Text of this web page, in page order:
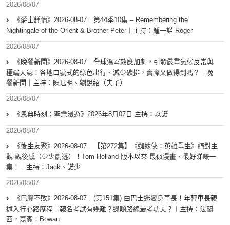
2026/08/07
《爵士鍾情》2026-08-07︱第44季10集 – Remembering the
Nightingale of the Orient & Brother Peter︱主持：鍾一諾 Roger
2026/08/07
《晚餐新聞》2026-08-07｜全球溫室效應加劇，引發嚴重氣候反常與
極端天氣！各地口號式的綠色出行、減少碳排，實際又做得到嗎？｜晚
餐新聞｜主持：陳珏明、劉銳紹（夫子）
2026/08/07
《恩典時刻：聖樂漫遊》2026年8月07日 主持：以諾
2026/08/07
《後生友聚》2026-08-07︱【第272集】《蜘蛛俠：英雄重生》絕對主
觀 觀後感（少少劇透）！Tom Holland 版本以來 最似漫畫、最好睇嘅一
集！｜主持：Jack、諾少
2026/08/07
《巴膠不敗》2026-08-07︱(第151集) 由巴士迷變身車長！年輕車長親
述入行心路歷程｜報名考試有幾難？邊啲路線最考功夫？︱主持：法蘭
西，嘉賓︰Bowan